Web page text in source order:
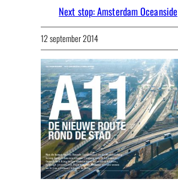
Next stop: Amsterdam Oceanside
12 september 2014